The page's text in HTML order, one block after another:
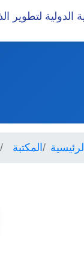
الرئيسية المكتبة